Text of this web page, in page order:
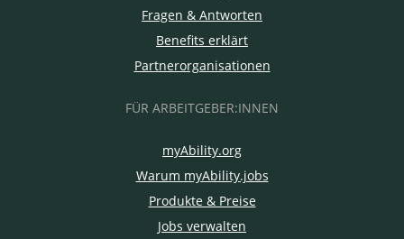
Fragen & Antworten
Benefits erklärt
Partnerorganisationen
FÜR ARBEITGEBER:INNEN
myAbility.org
Warum myAbility.jobs
Produkte & Preise
Jobs verwalten